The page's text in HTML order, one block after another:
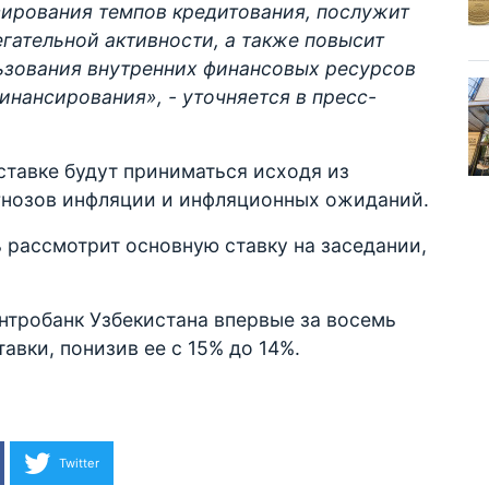
темпов кредитования, послужит
активности, а также повысит
внутренних финансовых ресурсов
- уточняется в пресс-
будут приниматься исходя из
инфляции и инфляционных ожиданий.
основную ставку на заседании,
Узбекистана впервые за восемь
понизив ее с 15% до 14%.
Twitter